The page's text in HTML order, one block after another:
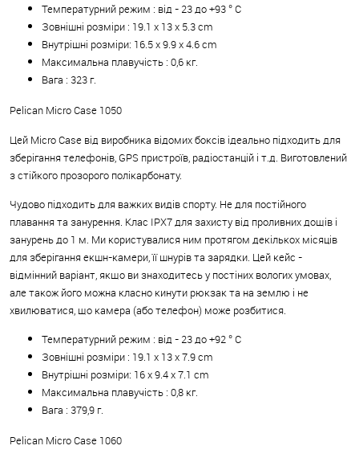
Температурний режим : від - 23 до +93 ° C
Зовнішні розміри : 19.1 x 13 x 5.3 cm
Внутрішні розміри: 16.5 x 9.9 x 4.6 cm
Максимальна плавучість : 0,6 кг.
Вага : 323 г.
Pelican Micro Case 1050
Цей Micro Case від виробника відомих боксів ідеально підходить для
зберігання телефонів, GPS пристроїв, радіостанцій і т.д. Виготовлений
з стійкого прозорого полікарбонату.
Чудово підходить для важких видів спорту. Не для постійного
плавання та занурення. Клас IPX7 для захисту від проливних дощів і
занурень до 1 м. Ми користувалися ним протягом декількох місяців
для зберігання екшн-камери, її шнурів та зарядки. Цей кейс -
відмінний варіант, якщо ви знаходитесь у постіних вологих умовах,
але також його можна класно кинути рюкзак та на землю і не
хвилюватися, що камера (або телефон) може розбитися.
Температурний режим : від - 23 до +92 ° C
Зовнішні розміри : 19.1 x 13 x 7.9 cm
Внутрішні розміри: 16 x 9.4 x 7.1 cm
Максимальна плавучість : 0,8 кг.
Вага : 379,9 г.
Pelican Micro Case 1060